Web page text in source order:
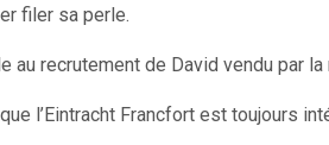
filer sa perle.
au recrutement de David vendu par
l’Eintracht Francfort est toujours